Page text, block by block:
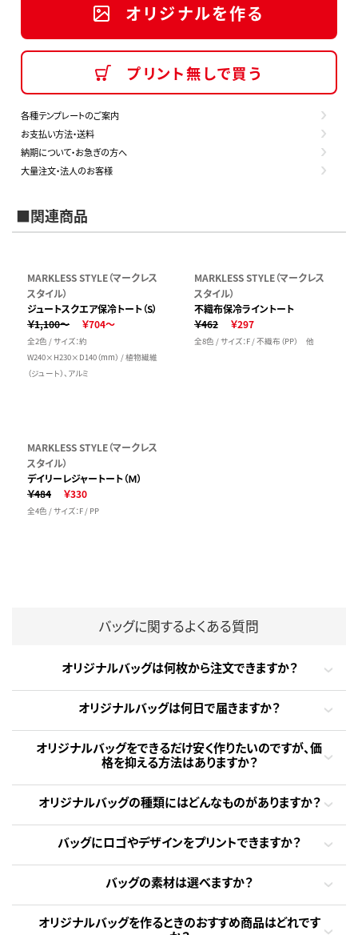
オリジナルを作る
プリント無しで買う
各種テンプレートのご案内
お支払い方法・送料
納期について・お急ぎの方へ
大量注文・法人のお客様
■関連商品
MARKLESS STYLE（マークレス
スタイル）
ジュートスクエア保冷トート（S）
￥1,100～
￥704～
全2色 / サイズ：約
W240×H230×D140（mm） / 植物繊維
（ジュート）、アルミ
MARKLESS STYLE（マークレス
スタイル）
不織布保冷ライントート
￥462
￥297
全8色 / サイズ：F / 不織布（PP） 他
MARKLESS STYLE（マークレス
スタイル）
デイリーレジャートート（Ｍ）
￥484
￥330
全4色 / サイズ：F / PP
バッグに関するよくある質問
オリジナルバッグは何枚から注文できますか？
オリジナルバッグは何日で届きますか？
オリジナルバッグをできるだけ安く作りたいのですが、価
格を抑える方法はありますか？
オリジナルバッグの種類にはどんなものがありますか？
バッグにロゴやデザインをプリントできますか？
バッグの素材は選べますか？
オリジナルバッグを作るときのおすすめ商品はどれです